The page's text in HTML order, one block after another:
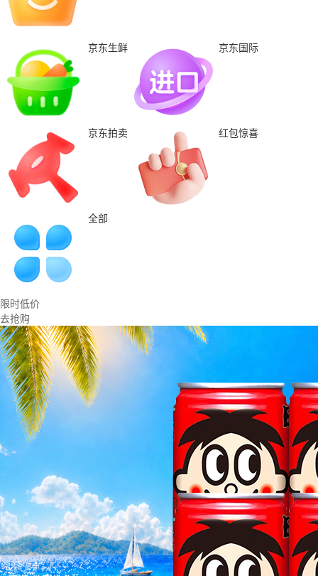
京东生鲜 京东国际
京东拍卖 红包惊喜
全部
限时低价
去抢购